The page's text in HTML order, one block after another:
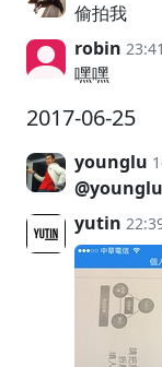
偷拍我
robin
嘿嘿
2017-06-25
younglu
@younglu
yutin